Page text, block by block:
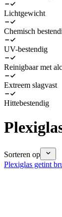
Lichtgewicht
Chemisch
UV-bestendig
Reinigbaar met
Extreem slagvast
Hittebestendig
Sorteren op
Plexiglas getint